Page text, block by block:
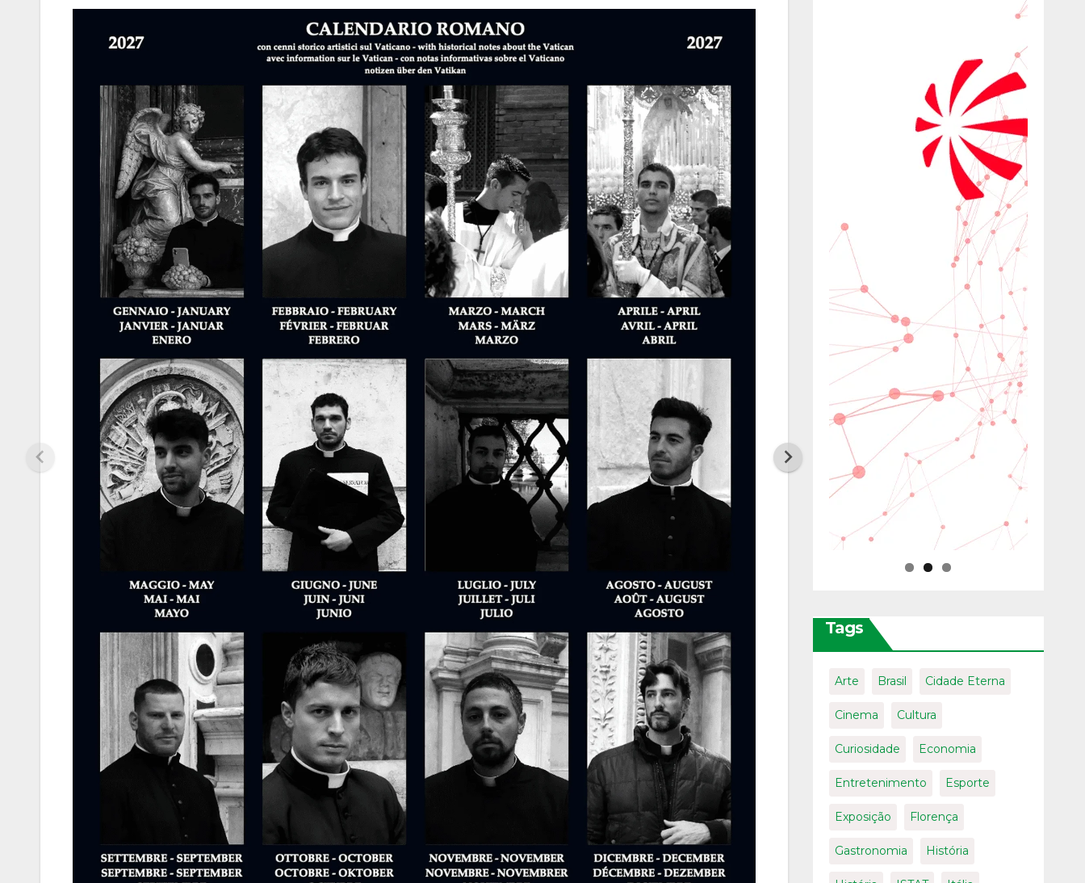
Tags
Arte Brasil Cidade Eterna
Cinema Cultura
Curiosidade Economia
Entretenimento Esporte
Exposição Florença
Gastronomia História